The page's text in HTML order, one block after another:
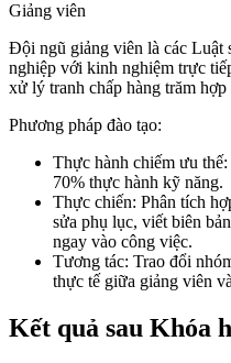
Giảng viên
Đội ngũ giảng viên là các Luật
nghiệp với kinh nghiệm trực
xử lý tranh chấp hàng trăm
Phương pháp đào tạo:
Thực hành chiếm ưu
70% thực hành kỹ năng.
Thực chiến: Phân tích
sửa phụ lục, viết biên
ngay vào công việc.
Tương tác: Trao đổi
thực tế giữa giảng viên
Kết quả sau Khóa